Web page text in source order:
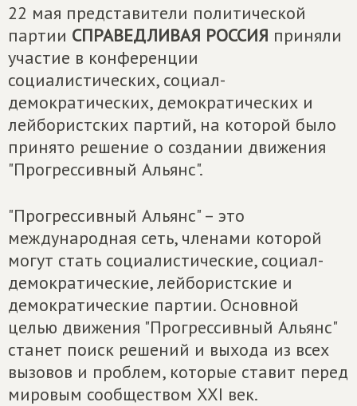
22 мая представители политической
партии СПРАВЕДЛИВАЯ РОССИЯ приняли
участие в конференции
социалистических, социал-
демократических, демократических и
лейбористских партий, на которой было
принято решение о создании движения
"Прогрессивный Альянс".
"Прогрессивный Альянс" – это
международная сеть, членами которой
могут стать социалистические, социал-
демократические, лейбористские и
демократические партии. Основной
целью движения "Прогрессивный Альянс"
станет поиск решений и выхода из всех
вызовов и проблем, которые ставит перед
мировым сообществом XXI век.